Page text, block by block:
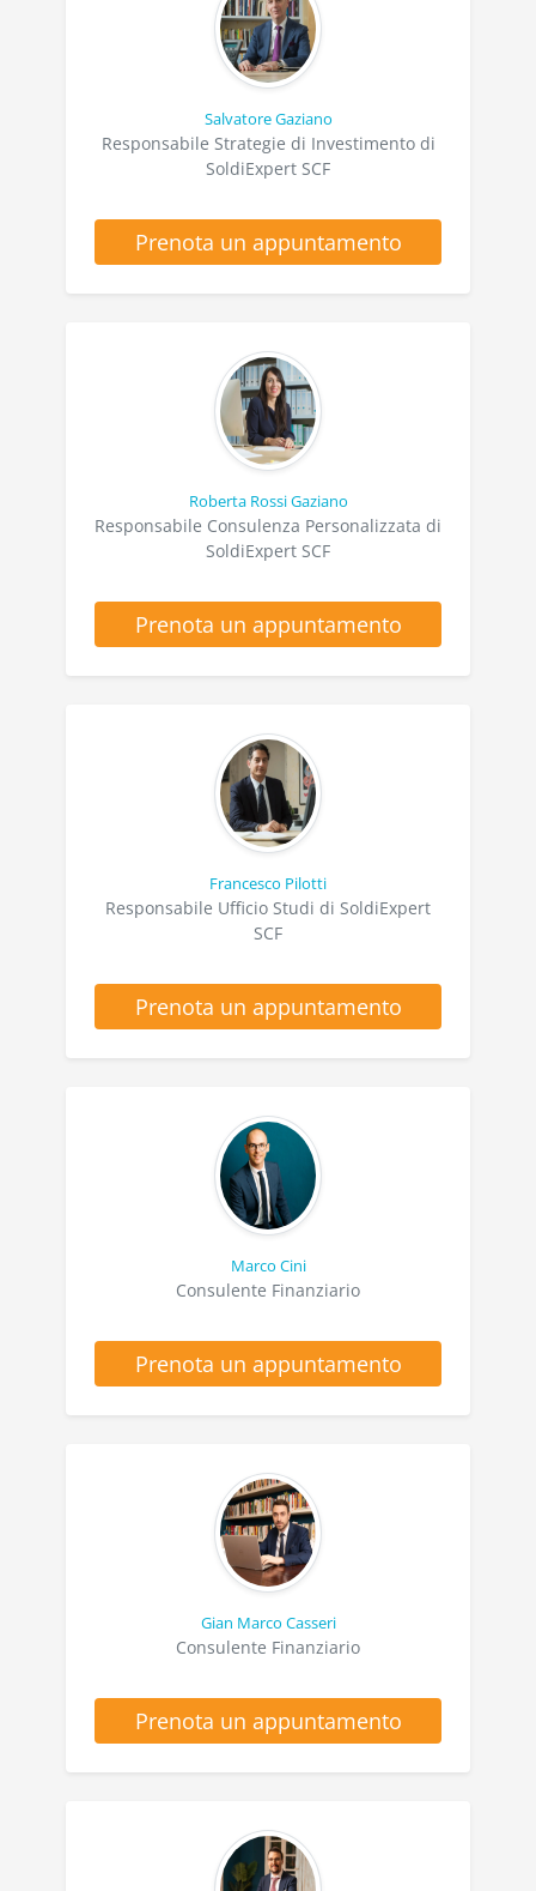
Salvatore Gaziano
Responsabile Strategie di Investimento di
SoldiExpert SCF
Prenota un appuntamento
Roberta Rossi Gaziano
Responsabile Consulenza Personalizzata di
SoldiExpert SCF
Prenota un appuntamento
Francesco Pilotti
Responsabile Ufficio Studi di SoldiExpert
SCF
Prenota un appuntamento
Marco Cini
Consulente Finanziario
Prenota un appuntamento
Gian Marco Casseri
Consulente Finanziario
Prenota un appuntamento